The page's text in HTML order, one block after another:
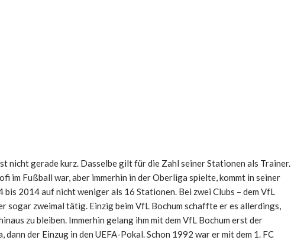
nicht gerade kurz. Dasselbe gilt für die Zahl seiner Stationen als Trainer.
im Fußball war, aber immerhin in der Oberliga spielte, kommt in seiner
2014 auf nicht weniger als 16 Stationen. Bei zwei Clubs – dem VfL
sogar zweimal tätig. Einzig beim VfL Bochum schaffte er es allerdings,
zu bleiben. Immerhin gelang ihm mit dem VfL Bochum erst der
der Einzug in den UEFA-Pokal. Schon 1992 war er mit dem 1. FC